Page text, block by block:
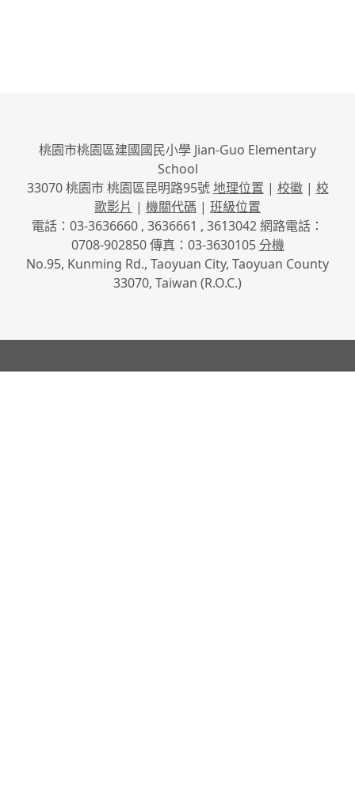
桃園市桃園區建國國民小學 Jian-Guo Elementary
School
33070 桃園市 桃園區昆明路95號地理位置 | 校徽| 校
歌影片 | 機關代碼 | 班級位置
電話：03-3636660 , 3636661 , 3613042 網路電話：
0708-902850 傳真：03-3630105分機
No.95, Kunming Rd., Taoyuan City, Taoyuan County
33070, Taiwan (R.O.C.)